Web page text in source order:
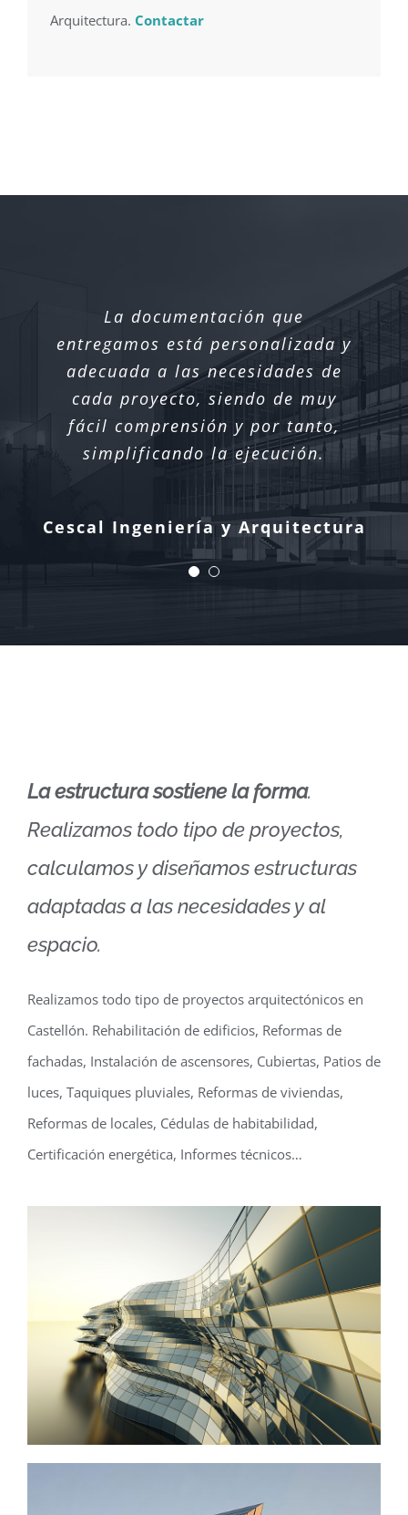
Arquitectura. Contactar
La documentación que
entregamos está personalizada y
adecuada a las necesidades de
cada proyecto, siendo de muy
fácil comprensión y por tanto,
simplificando la ejecución.
Cescal Ingeniería y Arquitectura
La empresa cuenta con el
software necesarios para resolver
todo tipo de estructuras dando
cumplimiento a la normativa
vigente en España, Europa y en
prácticamente la totalidad del
Cescal Ingeniería y Arquitectura
La estructura sostiene la forma.
Realizamos todo tipo de proyectos,
calculamos y diseñamos estructuras
adaptadas a las necesidades y al
espacio.
Realizamos todo tipo de proyectos arquitectónicos en
Castellón. Rehabilitación de edificios, Reformas de
fachadas, Instalación de ascensores, Cubiertas, Patios de
luces, Taquiques pluviales, Reformas de viviendas,
Reformas de locales, Cédulas de habitabilidad,
Certificación energética, Informes técnicos…